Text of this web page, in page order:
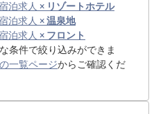
泊求人 × リゾートホテル
泊求人 ×温泉地
泊求人 × フロント
条件で絞り込みができま
一覧ページからご確認くだ